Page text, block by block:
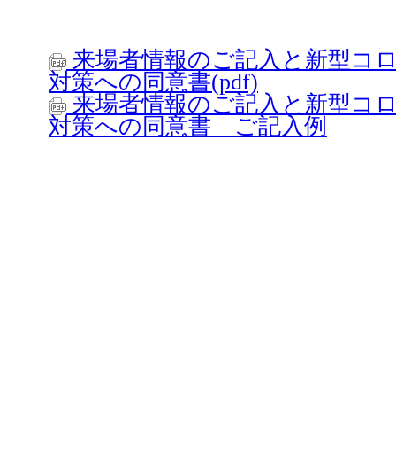
来場者情報のご記入と新型コ
対策への同意書(pdf)
来場者情報のご記入と新型コ
対策への同意書 ご記入例